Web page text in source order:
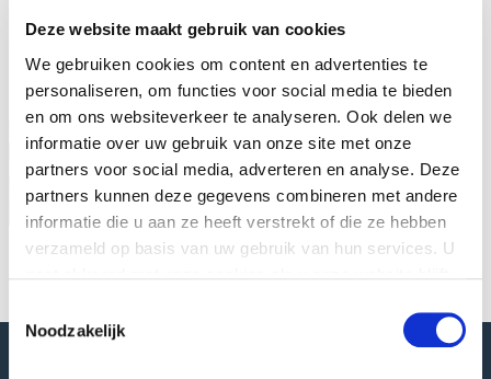
Deze website maakt gebruik van cookies
We gebruiken cookies om content en advertenties te
personaliseren, om functies voor social media te bieden
en om ons websiteverkeer te analyseren. Ook delen we
informatie over uw gebruik van onze site met onze
partners voor social media, adverteren en analyse. Deze
partners kunnen deze gegevens combineren met andere
informatie die u aan ze heeft verstrekt of die ze hebben
verzameld op basis van uw gebruik van hun services. U
Noodzakelijk
Bezoek GREEFA op:
(02/09/2026 -